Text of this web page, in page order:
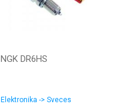
NGK DR6HS
Elektronika -> Sveces